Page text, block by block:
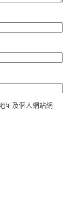
址及個人網站網